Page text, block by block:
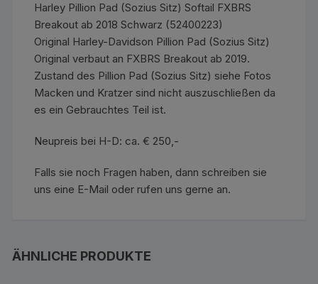
Harley Pillion Pad (Sozius Sitz) Softail FXBRS
Breakout ab 2018 Schwarz (52400223)
Original Harley-Davidson Pillion Pad (Sozius Sitz)
Original verbaut an FXBRS Breakout ab 2019.
Zustand des Pillion Pad (Sozius Sitz) siehe Fotos
Macken und Kratzer sind nicht auszuschließen da
es ein Gebrauchtes Teil ist.
Neupreis bei H-D: ca. € 250,-
Falls sie noch Fragen haben, dann schreiben sie
uns eine E-Mail oder rufen uns gerne an.
ÄHNLICHE PRODUKTE